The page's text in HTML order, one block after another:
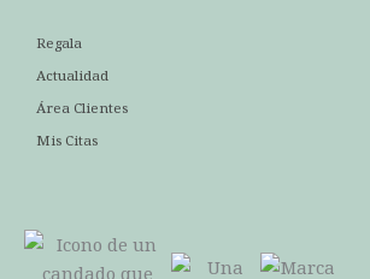
Regala
Actualidad
Área Clientes
Mis Citas